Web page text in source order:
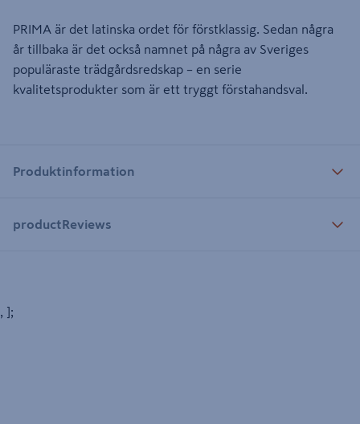
PRIMA är det latinska ordet för förstklassig. Sedan några
år tillbaka är det också namnet på några av Sveriges
populäraste trädgårdsredskap – en serie
kvalitetsprodukter som är ett tryggt förstahandsval.
Produktinformation
productReviews
, ];